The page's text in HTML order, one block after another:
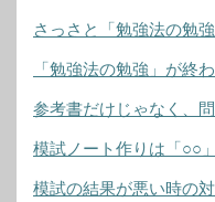
さっさと「勉強法の勉
「勉強法の勉強」が終
参考書だけじゃなく、
模試ノート作りは「○○
模試の結果が悪い時の